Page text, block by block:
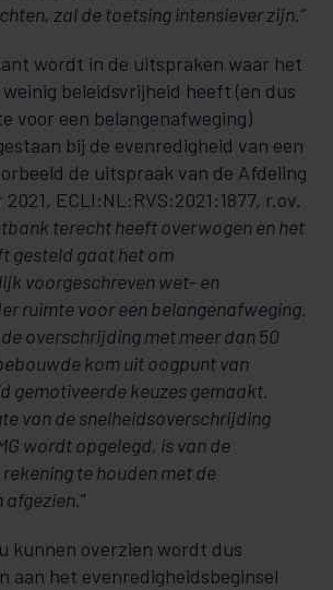
zal de toetsing intensiever zijn.”
wordt in de uitspraken waar het
beleidsvrijheid heeft (en dus
voor een belangenafweging)
bij de evenredigheid van een
de uitspraak van de Afdeling
ECLI:NL:RVS:2021:1877, r.ov.
terecht heeft overwogen en het
gesteld gaat het om
voorgeschreven wet- en
ruimte voor een belangenafweging.
overschrijding met meer dan 50
kom uit oogpunt van
gemotiveerde keuzes gemaakt.
van de snelheidsoverschrijding
wordt opgelegd, is van de
te houden met de
afgezien.”
kunnen overzien wordt dus
aan het evenredigheidsbeginsel